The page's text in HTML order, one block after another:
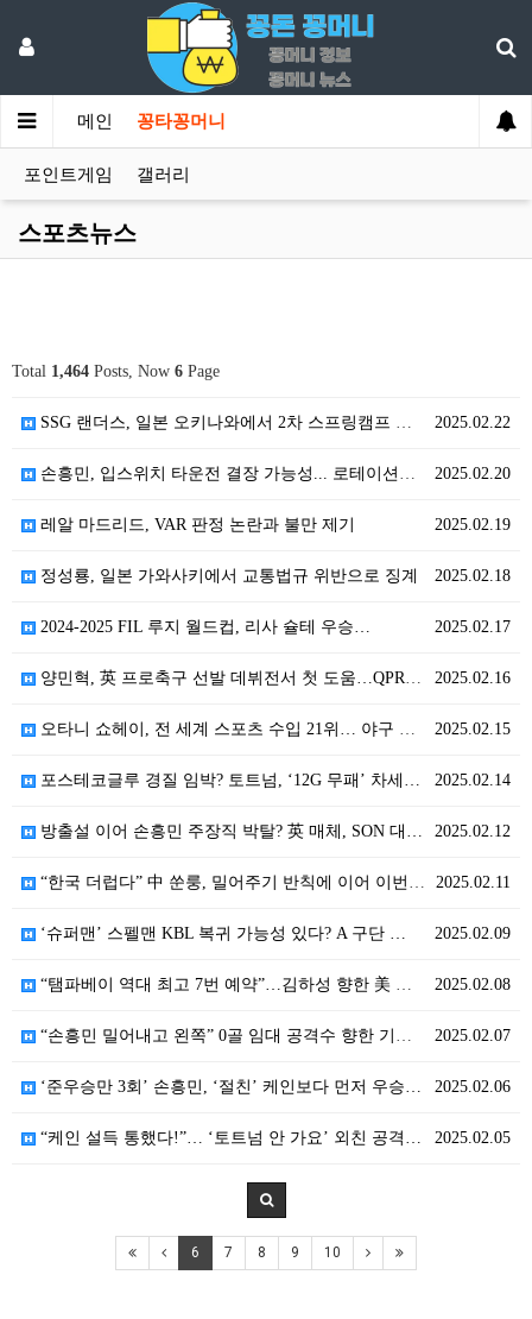
메인 꽁타꽁머니
포인트게임 갤러리
스포츠뉴스
Total 1,464 Posts, Now 6 Page
2025.02.22
SSG 랜더스, 일본 오키나와에서 2차 스프링캠프 돌입
2025.02.20
손흥민, 입스위치 타운전 결장 가능성... 로테이션과 …
2025.02.19
레알 마드리드, VAR 판정 논란과 불만 제기
2025.02.18
정성룡, 일본 가와사키에서 교통법규 위반으로 징계
2025.02.17
2024-2025 FIL 루지 월드컵, 리사 슐테 우승…
2025.02.16
양민혁, 英 프로축구 선발 데뷔전서 첫 도움…QPR 대…
2025.02.15
오타니 쇼헤이, 전 세계 스포츠 수입 21위… 야구 선…
2025.02.14
포스테코글루 경질 임박? 토트넘, ‘12G 무패’ 차세…
2025.02.12
방출설 이어 손흥민 주장직 박탈? 英 매체, SON 대…
2025.02.11
“한국 더럽다” 中 쑨룽, 밀어주기 반칙에 이어 이번에…
2025.02.09
‘슈퍼맨’ 스펠맨 KBL 복귀 가능성 있다? A 구단 …
2025.02.08
“탬파베이 역대 최고 7번 예약”…김하성 향한 美 매체…
2025.02.07
“손흥민 밀어내고 왼쪽” 0골 임대 공격수 향한 기대?…
2025.02.06
‘준우승만 3회’ 손흥민, ‘절친’ 케인보다 먼저 우승…
2025.02.05
“케인 설득 통했다!”… ‘토트넘 안 가요’ 외친 공격…
6 7 8 9 10